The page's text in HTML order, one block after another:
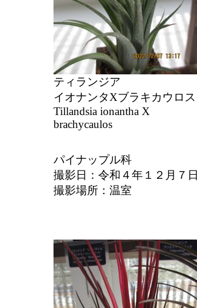
ティランジア
イオナンタXブラキカウロス
Tillandsia ionantha X
brachycaulos
パイナップル科
撮影日：令和４年１２月７日
撮影場所：温室